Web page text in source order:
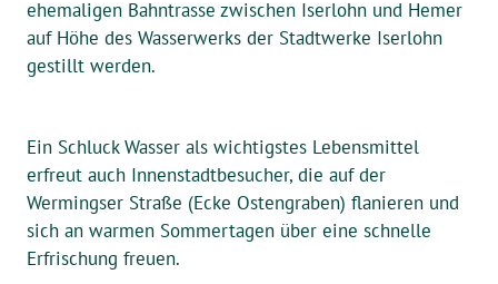
ehemaligen Bahntrasse zwischen Iserlohn und Hemer
auf Höhe des Wasserwerks der Stadtwerke Iserlohn
gestillt werden.
Ein Schluck Wasser als wichtigstes Lebensmittel
erfreut auch Innenstadtbesucher, die auf der
Wermingser Straße (Ecke Ostengraben) flanieren und
sich an warmen Sommertagen über eine schnelle
Erfrischung freuen.